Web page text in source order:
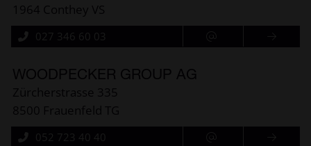
1964 Conthey VS
027 346 60 03
WOODPECKER GROUP AG
Zürcherstrasse 335
8500 Frauenfeld TG
052 723 40 40